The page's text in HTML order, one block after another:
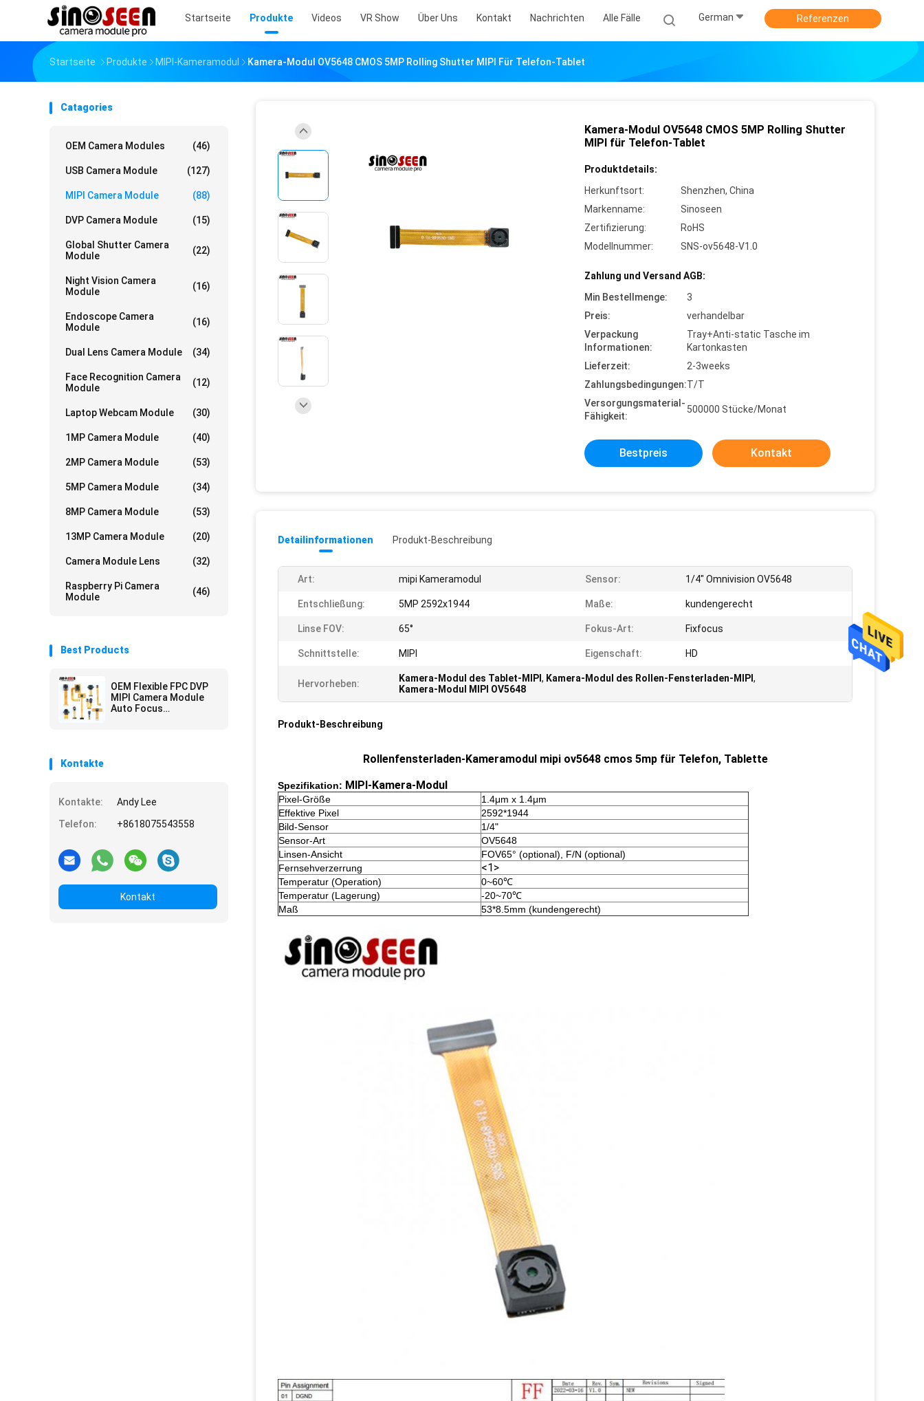
Startseite Produkte Videos VR Show Über Uns Kontakt Nachrichten Alle Fälle German Referenzen
Startseite Produkte MIPI-Kameramodul Kamera-Modul OV5648 CMOS 5MP Rolling Shutter MIPI Für Telefon-Tablet
Catagories
OEM Camera Modules (46)
USB Camera Module (127)
MIPI Camera Module (88)
DVP Camera Module (15)
Global Shutter Camera
Module
(22)
Night Vision Camera
Module
(16)
Endoscope Camera
Module
(16)
Dual Lens Camera Module (34)
Face Recognition Camera
Module
(12)
Laptop Webcam Module (30)
1MP Camera Module (40)
2MP Camera Module (53)
5MP Camera Module (34)
8MP Camera Module (53)
13MP Camera Module (20)
Camera Module Lens (32)
Raspberry Pi Camera
Module
(46)
Best Products
OEM Flexible FPC DVP
MIPI Camera Module
Auto Focus
Kontakte
Kontakte:
Andy Lee
Telefon:
+8618075543558
Kontakt
Kamera-Modul OV5648 CMOS 5MP Rolling Shutter
MIPI für Telefon-Tablet
Produktdetails:
Herkunftsort:
Shenzhen, China
Markenname:
Sinoseen
Zertifizierung:
RoHS
Modellnummer:
SNS-ov5648-V1.0
Zahlung und Versand AGB:
Min Bestellmenge:
3
Preis:
verhandelbar
Verpackung
Informationen:
Tray+Anti-static Tasche im
Kartonkasten
Lieferzeit:
2-3weeks
Zahlungsbedingungen:T/T
Versorgungsmaterial-
Fähigkeit:
500000 Stücke/Monat
Bestpreis Kontakt
Detailinformationen Produkt-Beschreibung
Art: mipi Kameramodul Sensor: 1/4" Omnivision OV5648
Entschließung: 5MP 2592x1944 Maße: kundengerecht
Linse FOV: 65° Fokus-Art: Fixfocus
Schnittstelle: MIPI Eigenschaft: HD
Hervorheben: Kamera-Modul des Tablet-MIPI , Kamera-Modul des Rollen-Fensterladen-MIPI ,
Kamera-Modul MIPI OV5648
Produkt-Beschreibung
Rollenfensterladen-Kameramodul mipi ov5648 cmos 5mp für Telefon, Tablette
Spezifikation: MIPI-Kamera-Modul
Pixel-Größe
1.4μm x 1.4μm
Effektive Pixel
2592*1944
Bild-Sensor
1/4"
Sensor-Art
OV5648
Linsen-Ansicht
FOV65° (optional), F/N (optional)
Fernsehverzerrung
<1>
Temperatur (Operation)
0~60℃
Temperatur (Lagerung)
-20~70℃
Maß
53*8.5mm (kundengerecht)